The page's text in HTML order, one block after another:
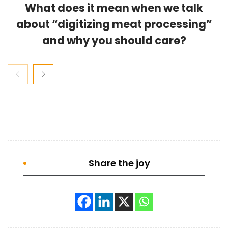
What does it mean when we talk
about “digitizing meat processing”
and why you should care?
Share the joy